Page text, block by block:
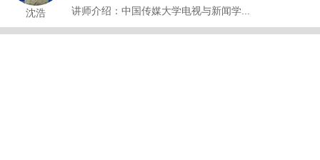
沈浩
讲师介绍：中国传媒大学电视与新闻学...